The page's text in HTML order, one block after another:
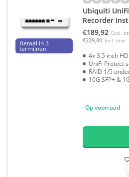
Betaal in 3
termijnen
Ubiquiti
Recorder
€189,92 Excl.
€229,80 Incl. btw
4x 3.5 inch
UniFi Protect
RAID 1/5
10G SFP+ &
Op voorraad